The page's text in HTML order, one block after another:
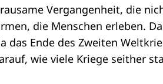
Vergangenheit, die
die Menschen erleben.
das Ende des Zweiten
wie viele Kriege seither